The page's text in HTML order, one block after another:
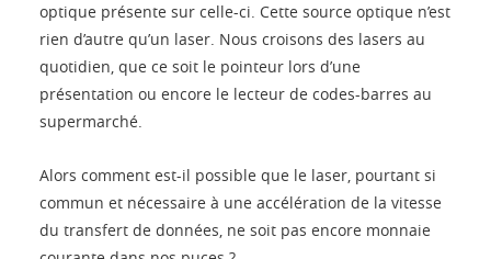
optique présente sur celle-ci. Cette source optique n’est
rien d’autre qu’un laser. Nous croisons des lasers au
quotidien, que ce soit le pointeur lors d’une
présentation ou encore le lecteur de codes-barres au
supermarché.
Alors comment est-il possible que le laser, pourtant si
commun et nécessaire à une accélération de la vitesse
du transfert de données, ne soit pas encore monnaie